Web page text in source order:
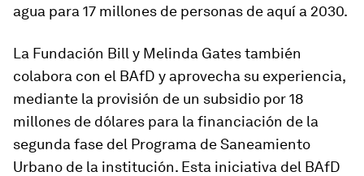
agua para 17 millones de personas de aquí a 2030.
La Fundación Bill y Melinda Gates también
colabora con el BAfD y aprovecha su experiencia,
mediante la provisión de un subsidio por 18
millones de dólares para la financiación de la
segunda fase del Programa de Saneamiento
Urbano de la institución. Esta iniciativa del BAfD